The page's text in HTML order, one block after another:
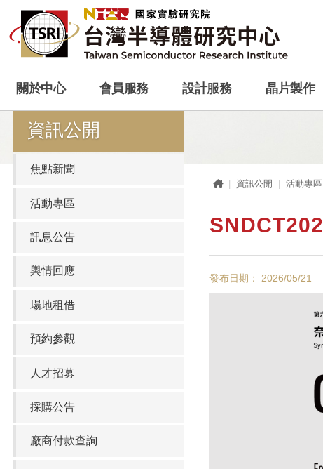
關於中心 會員服務 設計服務 晶片製作
資訊公開
焦點新聞
活動專區
訊息公告
輿情回應
場地租借
預約參觀
人才招募
採購公告
廠商付款查詢
首頁資訊公開 活動專區
發布日期： 2026/05/21